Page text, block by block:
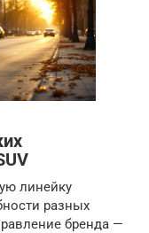
линейку
разных
бренда —